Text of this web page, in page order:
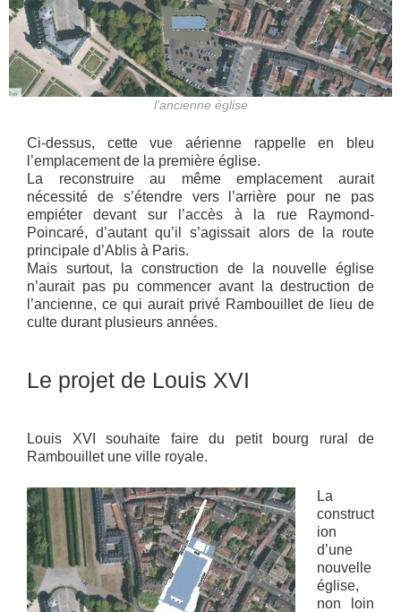
l’ancienne église
Ci-dessus, cette vue aérienne rappelle en bleu
l’emplacement de la première église.
La reconstruire au même emplacement aurait
nécessité de s’étendre vers l’arrière pour ne pas
empiéter devant sur l’accès à la rue Raymond-
Poincaré, d’autant qu’il s’agissait alors de la route
principale d’Ablis à Paris.
Mais surtout, la construction de la nouvelle église
n’aurait pas pu commencer avant la destruction de
l’ancienne, ce qui aurait privé Rambouillet de lieu de
culte durant plusieurs années.
Le projet de Louis XVI
Louis XVI souhaite faire du petit bourg rural de
Rambouillet une ville royale.
La
construct
ion
d’une
nouvelle
église,
non loin